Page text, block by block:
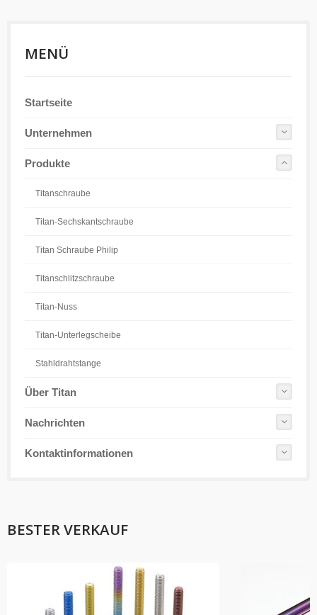
MENÜ
Startseite
Unternehmen
Produkte
Titanschraube
Titan-Sechskantschraube
Titan Schraube Philip
Titanschlitzschraube
Titan-Nuss
Titan-Unterlegscheibe
Stahldrahtstange
Über Titan
Nachrichten
Kontaktinformationen
BESTER VERKAUF